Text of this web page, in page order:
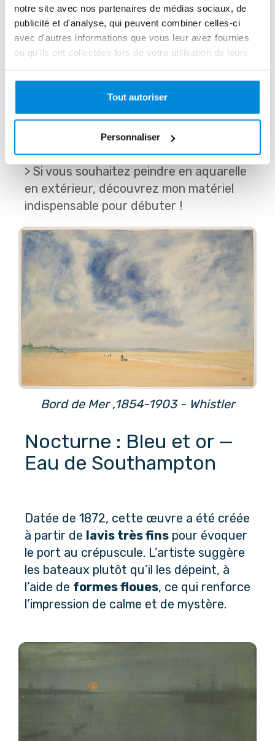
notre site avec nos partenaires de médias sociaux, de
publicité et d'analyse, qui peuvent combiner celles-ci
avec d'autres informations que vous leur avez fournies
ou qu'ils ont collectées lors de votre utilisation de leurs
Tout autoriser
Personnaliser
pastel. C’est-à-dire que le peintre à
ajouter des touches de pastel pour
faire ressortir certains éléments en les
rendant plus lumineux.
nuances douces et la
une œuvre qui invite à la rêverie.
> Si vous souhaitez peindre en aquarelle
en extérieur, découvrez mon matériel
indispensable pour débuter !
Bord de Mer ,1854-1903 - Whistler
Nocturne : Bleu et or —
Eau de Southampton
Datée de 1872, cette œuvre a été créée
à partir de lavis très fins pour évoquer
le port au crépuscule. L’artiste suggère
les bateaux plutôt qu’il les dépeint, à
l’aide de formes floues, ce qui renforce
l’impression de calme et de mystère.